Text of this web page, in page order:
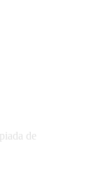
de